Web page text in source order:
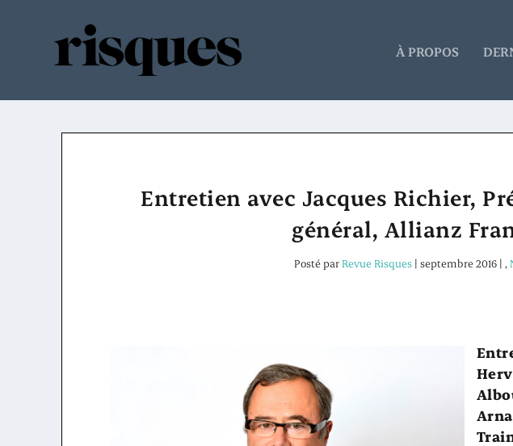
À PROPOS
Entretien avec Jacques Richier,
général, Allianz
Posté parRevue Risques| septembre 2016| ,